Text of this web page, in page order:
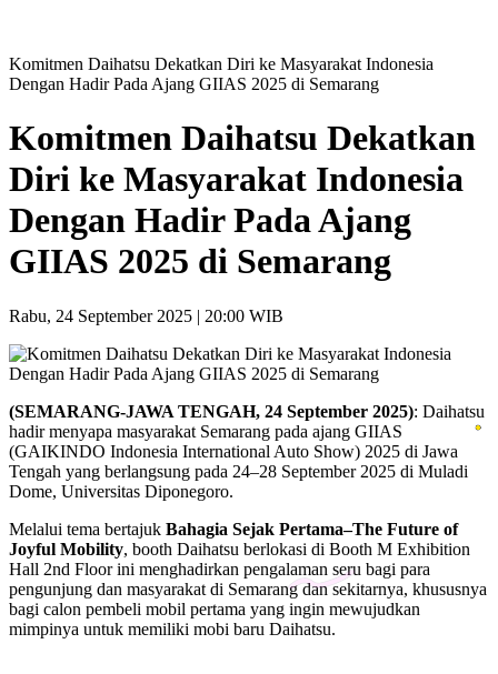
Komitmen Daihatsu Dekatkan Diri ke Masyarakat Indonesia
Dengan Hadir Pada Ajang GIIAS 2025 di Semarang
Komitmen Daihatsu Dekatkan
Diri ke Masyarakat Indonesia
Dengan Hadir Pada Ajang
GIIAS 2025 di Semarang
Rabu, 24 September 2025 | 20:00 WIB
(SEMARANG-JAWA TENGAH, 24 September 2025): Daihatsu
hadir menyapa masyarakat Semarang pada ajang GIIAS
(GAIKINDO Indonesia International Auto Show) 2025 di Jawa
Tengah yang berlangsung pada 24–28 September 2025 di Muladi
Dome, Universitas Diponegoro.
Melalui tema bertajuk Bahagia Sejak Pertama–The Future of
Joyful Mobility, booth Daihatsu berlokasi di Booth M Exhibition
Hall 2nd Floor ini menghadirkan pengalaman seru bagi para
pengunjung dan masyarakat di Semarang dan sekitarnya, khususnya
bagi calon pembeli mobil pertama yang ingin mewujudkan
mimpinya untuk memiliki mobi baru Daihatsu.